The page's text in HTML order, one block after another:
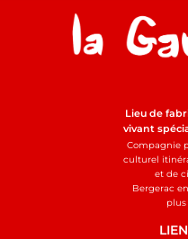
Lieu de
vivant
Compagnie
culturel
et de
Bergerac
plus